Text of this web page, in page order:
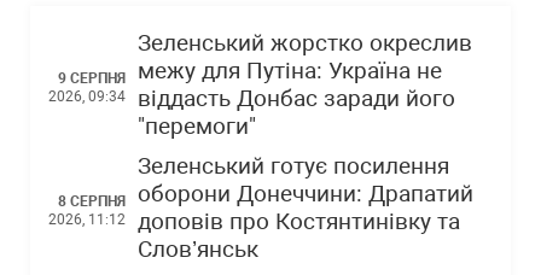
9 СЕРПНЯ
2026, 09:34
Зеленський жорстко окреслив
межу для Путіна: Україна не
віддасть Донбас заради його
"перемоги"
8 СЕРПНЯ
2026, 11:12
Зеленський готує посилення
оборони Донеччини: Драпатий
доповів про Костянтинівку та
Слов’янськ